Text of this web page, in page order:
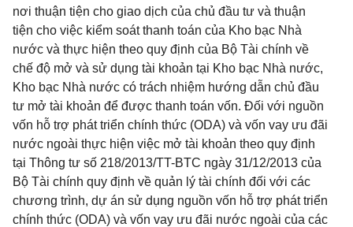
nơi thuận tiện cho giao dịch của chủ đầu tư và thuận
tiện cho việc kiểm soát thanh toán của Kho bạc Nhà
nước và thực hiện theo quy định của Bộ Tài chính về
chế độ mở và sử dụng tài khoản tại Kho bạc Nhà nước,
Kho bạc Nhà nước có trách nhiệm hướng dẫn chủ đầu
tư mở tài khoản để được thanh toán vốn. Đối với nguồn
vốn hỗ trợ phát triển chính thức (ODA) và vốn vay ưu đãi
nước ngoài thực hiện việc mở tài khoản theo quy định
tại Thông tư số 218/2013/TT-BTC ngày 31/12/2013 của
Bộ Tài chính quy định về quản lý tài chính đối với các
chương trình, dự án sử dụng nguồn vốn hỗ trợ phát triển
chính thức (ODA) và vốn vay ưu đãi nước ngoài của các